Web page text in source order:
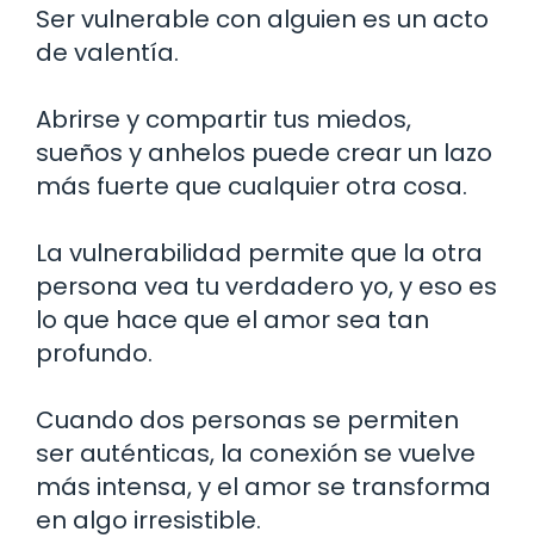
Ser vulnerable con alguien es un acto
de valentía.
Abrirse y compartir tus miedos,
sueños y anhelos puede crear un lazo
más fuerte que cualquier otra cosa.
La vulnerabilidad permite que la otra
persona vea tu verdadero yo, y eso es
lo que hace que el amor sea tan
profundo.
Cuando dos personas se permiten
ser auténticas, la conexión se vuelve
más intensa, y el amor se transforma
en algo irresistible.